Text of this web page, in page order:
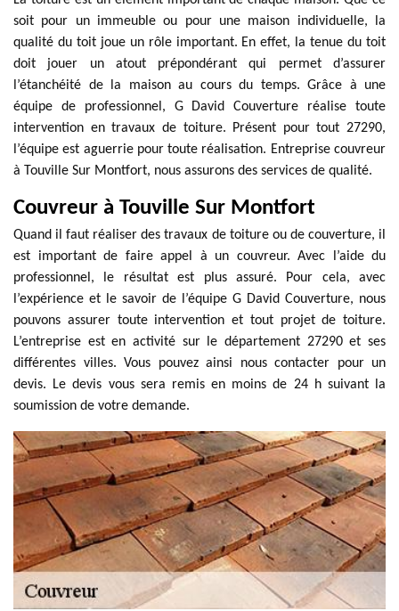
soit pour un immeuble ou pour une maison individuelle, la
qualité du toit joue un rôle important. En effet, la tenue du toit
doit jouer un atout prépondérant qui permet d’assurer
l’étanchéité de la maison au cours du temps. Grâce à une
équipe de professionnel, G David Couverture réalise toute
intervention en travaux de toiture. Présent pour tout 27290,
l’équipe est aguerrie pour toute réalisation. Entreprise couvreur
à Touville Sur Montfort, nous assurons des services de qualité.
Couvreur à Touville Sur Montfort
Quand il faut réaliser des travaux de toiture ou de couverture, il
est important de faire appel à un couvreur. Avec l’aide du
professionnel, le résultat est plus assuré. Pour cela, avec
l’expérience et le savoir de l’équipe G David Couverture, nous
pouvons assurer toute intervention et tout projet de toiture.
L’entreprise est en activité sur le département 27290 et ses
différentes villes. Vous pouvez ainsi nous contacter pour un
devis. Le devis vous sera remis en moins de 24 h suivant la
soumission de votre demande.